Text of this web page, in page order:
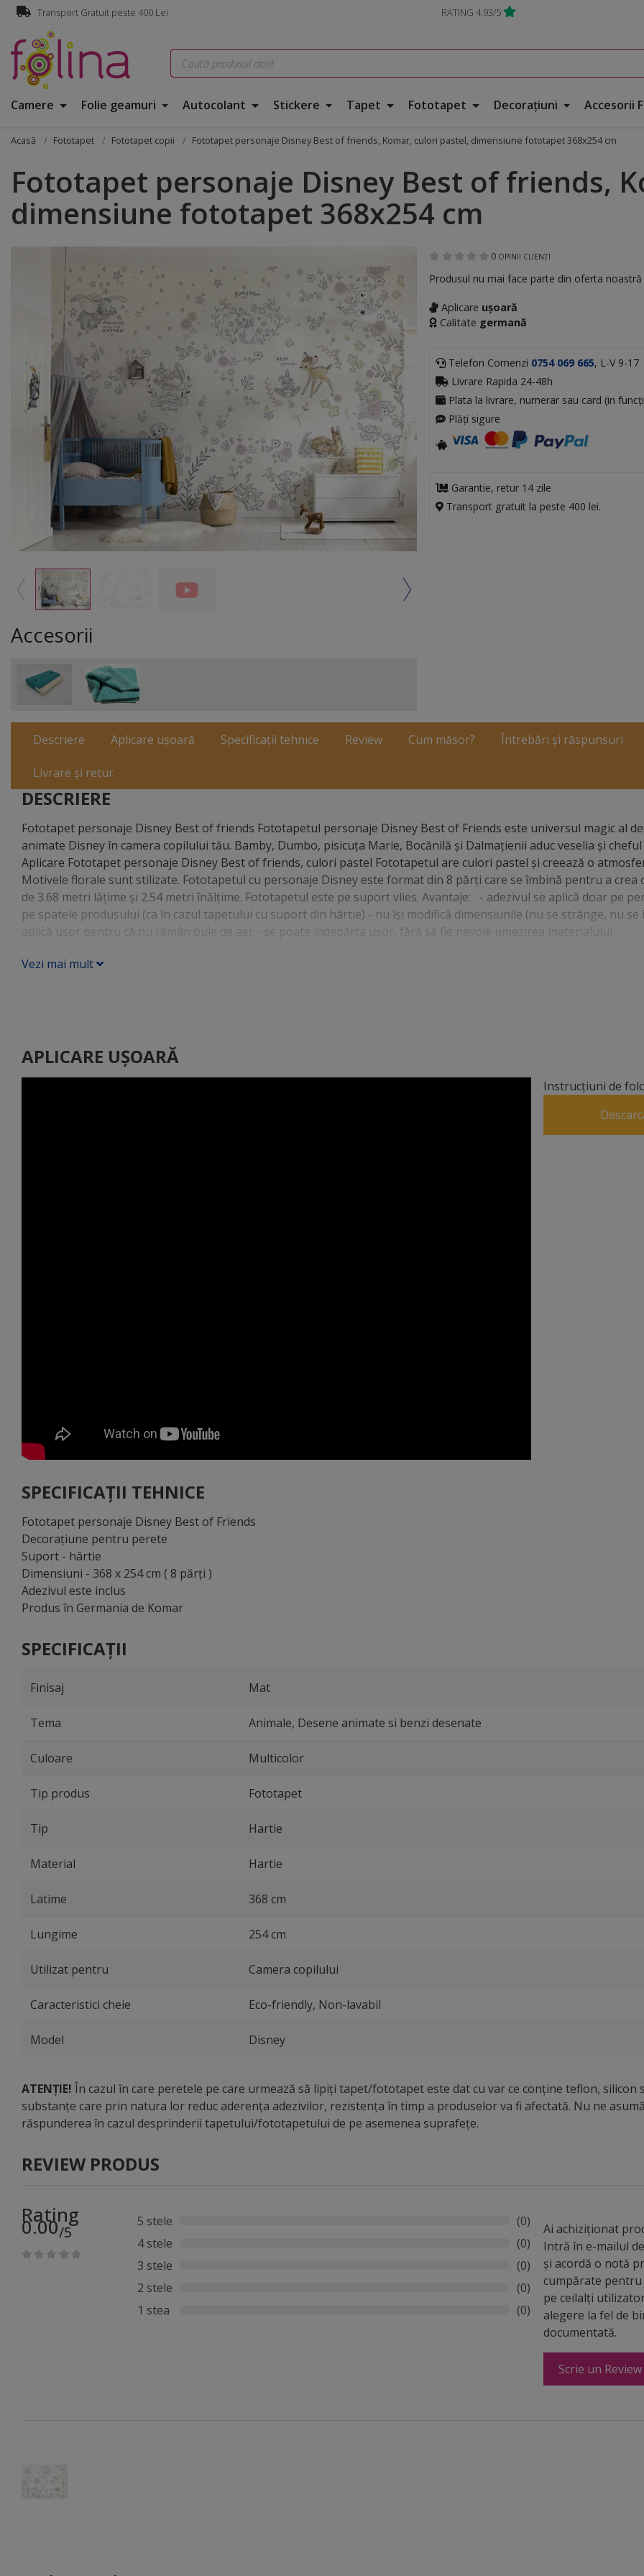
Transport Gratuit peste 400 Lei RATING 4.93/5
Camere Folie geamuri Autocolant Stickere Tapet Fototapet Decorațiuni Accesorii
Acasă Fototapet Fototapet copii Fototapet personaje Disney Best of friends, Komar, culori pastel, dimensiune fototapet 368x254 cm
Fototapet personaje Disney Best of friends,
dimensiune fototapet 368x254 cm
Accesorii
0 OPINII CLIENȚI
Produsul nu mai face parte din oferta noastră
Aplicare ușoară
Calitate germană
Telefon Comenzi 0754 069 665, L-V 9-17
Livrare Rapida 24-48h
Plata la livrare, numerar sau card (in
Plăți sigure
Garantie, retur 14 zile
Transport gratuit la peste 400 lei.
Descriere Aplicare ușoară Specificații tehnice Review Cum măsor? Întrebări și răspunsuri
Livrare și retur
DESCRIERE
Fototapet personaje Disney Best of friends Fototapetul personaje Disney Best of Friends este universul magic al
animate Disney în camera copilului tău. Bamby, Dumbo, pisicuţa Marie, Bocănilă şi Dalmaţienii aduc veselia şi cheful
Aplicare Fototapet personaje Disney Best of friends, culori pastel Fototapetul are culori pastel şi creează o
Motivele florale sunt stilizate. Fototapetul cu personaje Disney este format din 8 părţi care se îmbină pentru a crea
de 3.68 metri lăţime şi 2.54 metri înălţime. Fototapetul este pe suport vlies. Avantaje: - adezivul se aplică doar pe
pe spatele produsului (ca în cazul tapetului cu suport din hârtie) - nu îşi modifică dimensiunile (nu se strânge, nu se
aplică uşor pentru că nu rămân bule de aer - se poate îndepărta uşor, fără să fie nevoie umezirea materialului
Vezi mai mult
APLICARE UȘOARĂ
Instrucțiuni de
SPECIFICAȚII TEHNICE
Fototapet personaje Disney Best of Friends
Decoraţiune pentru perete
Suport - hârtie
Dimensiuni - 368 x 254 cm ( 8 părţi )
Adezivul este inclus
Produs în Germania de Komar
SPECIFICAȚII
Finisaj Mat
Tema Animale, Desene animate si benzi desenate
Culoare Multicolor
Tip produs Fototapet
Tip Hartie
Material Hartie
Latime 368 cm
Lungime 254 cm
Utilizat pentru Camera copilului
Caracteristici cheie Eco-friendly, Non-lavabil
Model Disney
ATENȚIE! În cazul în care peretele pe care urmează să lipiți tapet/fototapet este dat cu var ce conține teflon, silicon
substanțe care prin natura lor reduc aderența adezivilor, rezistența în timp a produselor va fi afectată. Nu ne
răspunderea în cazul desprinderii tapetului/fototapetului de pe asemenea suprafețe.
REVIEW PRODUS
Rating
0.00/5
5 stele
(0)
4 stele
(0)
3 stele
(0)
2 stele
(0)
1 stea
(0)
Ai achiziționat
Intră în e-mailul
și acordă o notă
cumpărate
pe ceilalți
alegere la fel de
documentată.
Scrie un Review